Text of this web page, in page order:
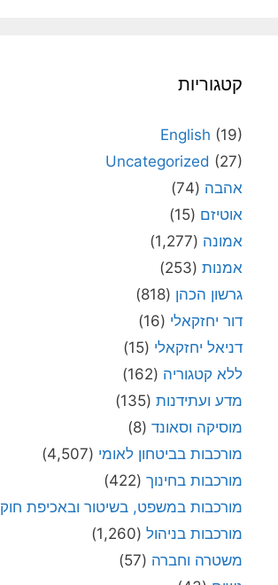
קטגוריות
English (19)
Uncategorized (27)
אהבה (74)
אוטיזם (15)
אמונה (1,277)
אמנות (253)
גרשון הכהן (818)
דור יחזקאלי (16)
דניאל יחזקאלי (15)
ללא קטגוריה (162)
מדע ועתידנות (135)
מוסיקה וסאונד (8)
מורכבות בביטחון לאומי (4,507)
מורכבות בחינוך (422)
מורכבות במשפט, בשיטור ובאכיפת חוק
מורכבות בניהול (1,260)
משטרה וחברה (57)